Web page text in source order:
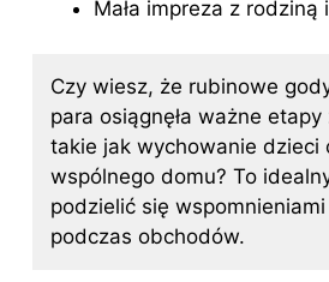
Mała impreza z rodziną
Czy wiesz, że rubinowe
para osiągnęła ważne
takie jak wychowanie dzieci
wspólnego domu? To
podzielić się
podczas obchodów.